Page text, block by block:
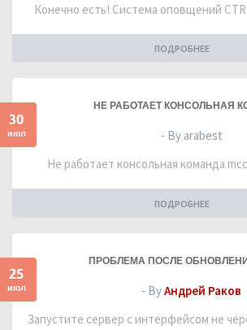
Конечно есть! Система оповщений
ПОДРОБНЕЕ
30
июл
НЕ РАБОТАЕТ КОНСОЛЬНАЯ
- By arabest
Не работает консольная команда
ПОДРОБНЕЕ
25
июл
ПРОБЛЕМА ПОСЛЕ ОБНОВЛЕНИЯ
- ByАндрей Раков
Запустите сервер с интерфейсом не